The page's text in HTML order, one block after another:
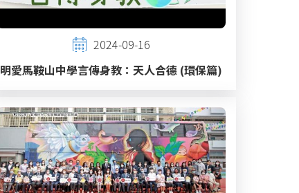
2024-09-16
明愛馬鞍山中學言傳身教：天人合德 (環保篇)